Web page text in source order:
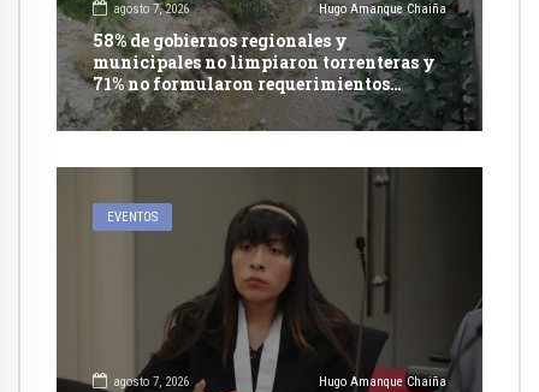
agosto 7, 2026 Hugo Amanque Chaiña
58% de gobiernos regionales y
municipales no limpiaron torrenteras y
71% no formularon requerimientos
presupuestales afirma informe de
Contraloría
EVENTOS
agosto 7, 2026 Hugo Amanque Chaiña